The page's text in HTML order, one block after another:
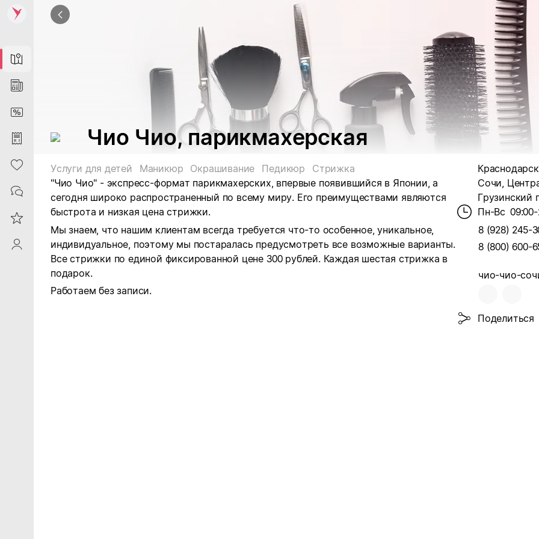
Map
News
DiscountCard
Purchases
Heart
Contacts
Reviews
ProfileSaby
Чио Чио, парикмахерская
Услуги для детей Маникюр Окрашивание Педикюр
Стрижка
"Чио Чио" - экспресс-формат парикмахерских, впервые появившийся в Японии, а
сегодня широко распространенный по всему миру. Его преимуществами являются
быстрота и низкая цена стрижки.
Мы знаем, что нашим клиентам всегда требуется что-то особенное, уникальное,
индивидуальное, поэтому мы постаралась предусмотреть все возможные варианты.
Все стрижки по единой фиксированной цене 300 рублей. Каждая шестая стрижка в
подарок.
Работаем без записи.
Сочи,
Грузинский
Пн-Вс
8 (928) 245-
8 (800) 600-
чио-чио-
Поделиться